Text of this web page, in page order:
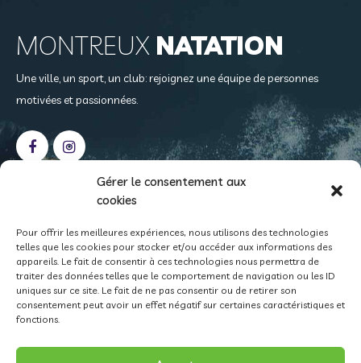
Gérer le consentement aux
cookies
Pour offrir les meilleures expériences, nous utilisons des technologies
telles que les cookies pour stocker et/ou accéder aux informations des
appareils. Le fait de consentir à ces technologies nous permettra de
traiter des données telles que le comportement de navigation ou les ID
uniques sur ce site. Le fait de ne pas consentir ou de retirer son
consentement peut avoir un effet négatif sur certaines caractéristiques et
fonctions.
MONTREUX NATATION
Une ville, un sport, un club: rejoignez une équipe de personnes
motivées et passionnées.
COORDONNÉES
Case postale 408
1815 Clarens
info@montreux-natation.ch
CCP 18-529-8 • IBAN CH15 0900 0000 1800 0529 8